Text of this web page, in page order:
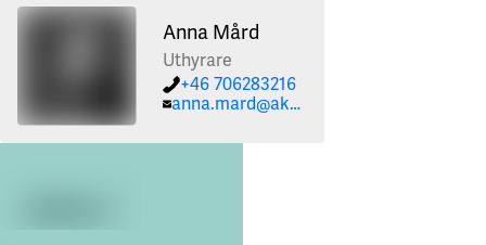
Anna Mård
Uthyrare
+46 706283216
anna.mard@akademiskahus.se